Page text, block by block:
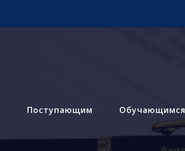
Поступающим Обучающимся